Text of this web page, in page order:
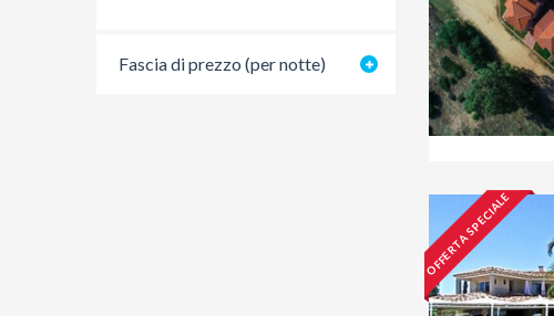
Fascia di prezzo (per notte)
OFFERTA SPECIALE